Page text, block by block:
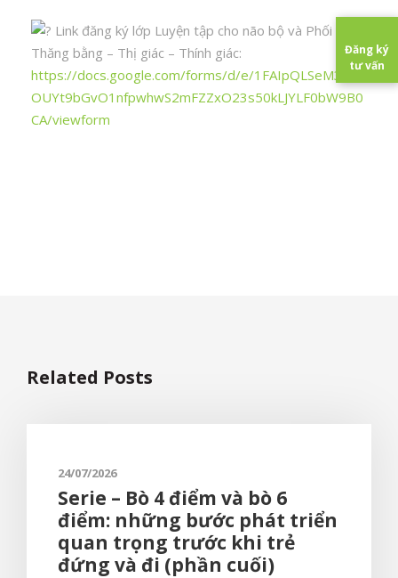
Đăng ký
tư vấn
Link đăng ký lớp Luyện tập cho não bộ và Phối hợp
Thăng bằng – Thị giác – Thính giác:
https://docs.google.com/forms/d/e/1FAIpQLSeM3J-
OUYt9bGvO1nfpwhwS2mFZZxO23s50kLJYLF0bW9B0
CA/viewform
Related Posts
24/07/2026
Serie – Bò 4 điểm và bò 6
điểm: những bước phát triển
quan trọng trước khi trẻ
đứng và đi (phần cuối)